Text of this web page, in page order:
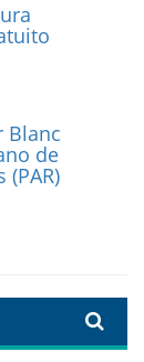
Blanc
de